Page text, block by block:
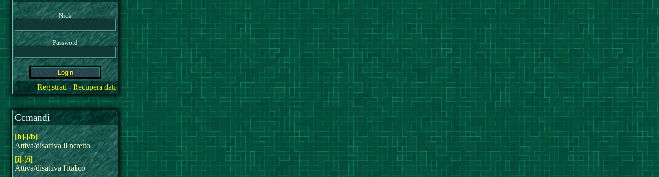
Nick
Password
Registrati-Recupera dati
Comandi
[b]-[/b]
Attiva/disattiva il neretto
[i]-[/i]
Attiva/disattiva l'italico